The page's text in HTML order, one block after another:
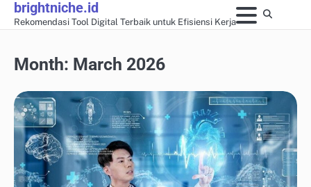
Skipbrightniche.id
Rekomendasi Tool Digital Terbaik untuk Efisiensi Kerja
Month: March 2026